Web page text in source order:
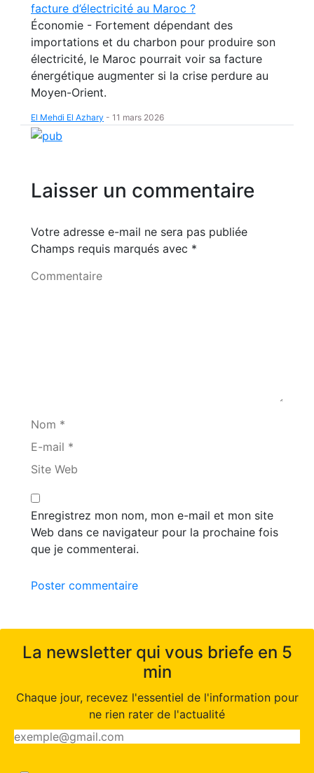
facture d’électricité au Maroc ?
Économie - Fortement dépendant des
importations et du charbon pour produire son
électricité, le Maroc pourrait voir sa facture
énergétique augmenter si la crise perdure au
Moyen-Orient.
El Mehdi El Azhary - 11 mars 2026
Laisser un commentaire
Votre adresse e-mail ne sera pas publiée
Champs requis marqués avec *
Commentaire
Nom *
E-mail *
Site Web
Enregistrez mon nom, mon e-mail et mon site
Web dans ce navigateur pour la prochaine fois
que je commenterai.
Poster commentaire
La newsletter qui vous briefe en 5
min
Chaque jour, recevez l'essentiel de l'information pour
ne rien rater de l'actualité